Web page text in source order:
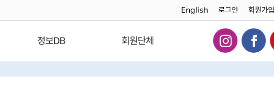
English 로그인 회원가입
정보DB 회원단체